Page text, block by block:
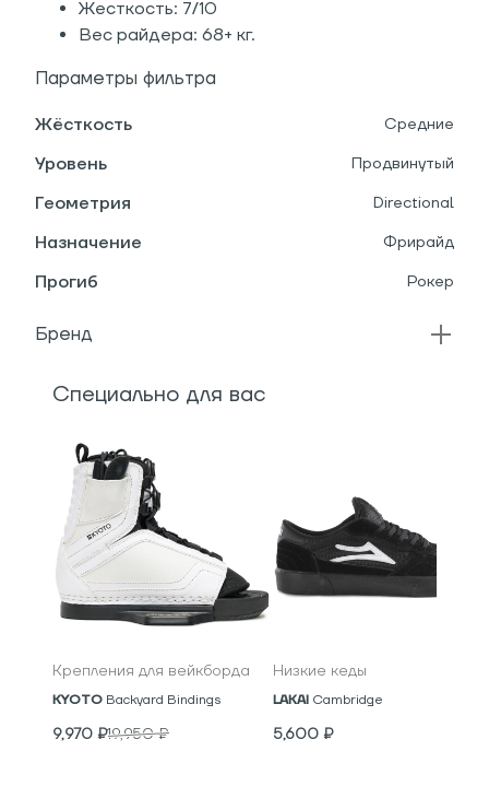
Жесткость: 7/10
Вес райдера: 68+ кг.
Параметры фильтра
Жёсткость Средние
Уровень Продвинутый
Геометрия Directional
Назначение Фрирайд
Прогиб Рокер
Бренд
Специально для вас
Крепления для вейкборда
KYOTO Backyard Bindings
9,970 ₽19,950₽
Низкие кеды
LAKAI Cambridge
5,600 ₽